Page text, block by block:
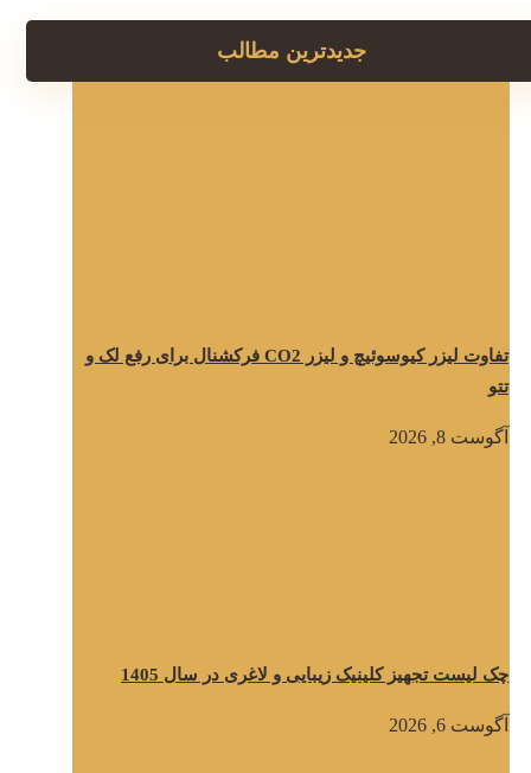
جدیدترین مطالب
تفاوت لیزر کیوسوئیچ و لیزر CO2 فرکشنال برای رفع لک و
تتو
آگوست 8, 2026
چک لیست تجهیز کلینیک زیبایی و لاغری در سال 1405
آگوست 6, 2026